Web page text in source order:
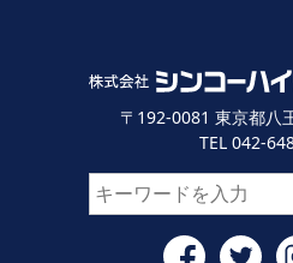
〒192-0081 東京都八
TEL 042-